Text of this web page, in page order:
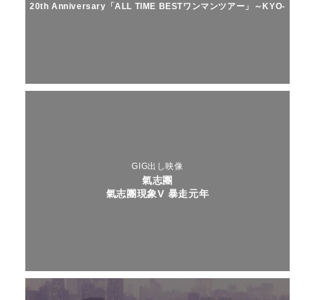
20th Anniversary「ALL TIME BESTワンマンツアー」～KYO-
GIG出し映像
氣志團
氣志團現象V 暴走元年